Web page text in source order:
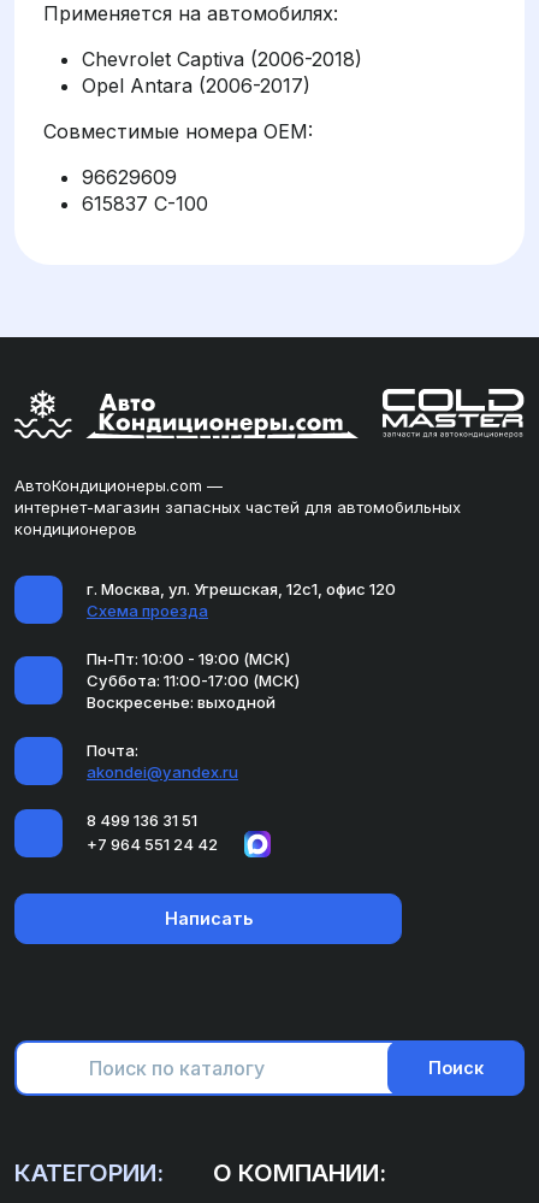
Применяется на автомобилях:
Chevrolet Captiva (2006-2018)
Opel Antara (2006-2017)
Совместимые номера OEM:
96629609
615837 C-100
АвтоКондиционеры.com —
интернет-магазин запасных частей для автомобильных
кондиционеров
г. Москва, ул. Угрешская, 12с1, офис 120
Схема проезда
Пн-Пт: 10:00 - 19:00 (МСК)
Суббота: 11:00-17:00 (МСК)
Воскресенье: выходной
Почта:
akondei@yandex.ru
8 499 136 31 51
+7 964 551 24 42
Написать
Поиск
КАТЕГОРИИ: О КОМПАНИИ: